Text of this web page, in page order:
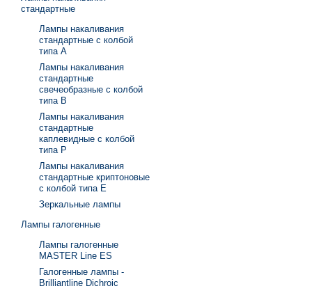
стандартные
Лампы накаливания
стандартные с колбой
типа А
Лампы накаливания
стандартные
свечеобразные с колбой
типа В
Лампы накаливания
стандартные
каплевидные с колбой
типа Р
Лампы накаливания
стандартные криптоновые
с колбой типа Е
Зеркальные лампы
Лампы галогенные
Лампы галогенные
MASTER Line ES
Галогенные лампы -
Brilliantline Dichroic